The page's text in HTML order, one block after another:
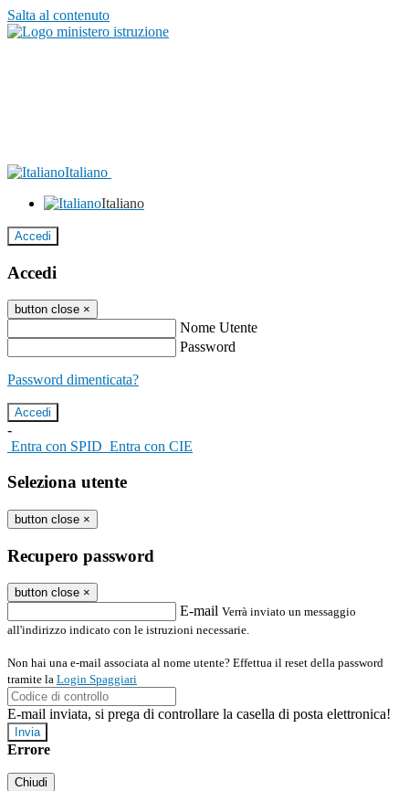
Salta al contenuto
Italiano
Italiano
Accedi
Accedi
button close ×
Nome Utente
Password
Password dimenticata?
-
Entra con SPID Entra con CIE
Seleziona utente
button close ×
Recupero password
button close ×
E-mail Verrà inviato un messaggio
all'indirizzo indicato con le istruzioni necessarie.
Non hai una e-mail associata al nome utente? Effettua il reset della password
tramite la Login Spaggiari
E-mail inviata, si prega di controllare la casella di posta elettronica!
Errore
Chiudi